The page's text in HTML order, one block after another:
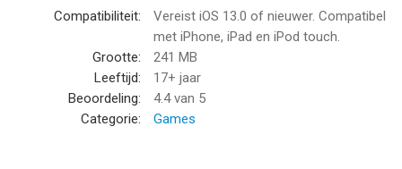
concentreren.
- Meer dan 700 puzzels in 8 talen en regelmatige updates elke
- Duizenden verborgen woorden om te ontgrendelen dankzij
onze zeer complete woordenboeken! Elk gevonden
bonuswoord levert je munten op.
Compatibiliteit:
Vereist iOS 13.0 of nieuwer. Compatibel
met iPhone, iPad en iPod touch.
Grootte:
241 MB
Leeftijd:
17+ jaar
Beoordeling:
4.4van 5
Categorie:
Games